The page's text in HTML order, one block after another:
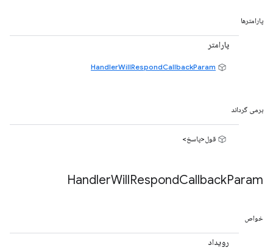
پارامترها
پارامتر
HandlerWillRespondCallbackParam
برمی گرداند
قول<پاسخ>
HandlerWillRespondCallbackParam
خواص
رویداد